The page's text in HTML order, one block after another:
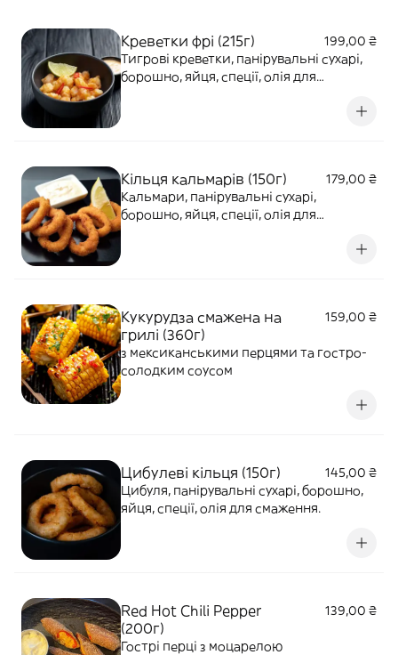
Креветки фрі (215г)
199,00 ₴
Тигрові креветки, панірувальні сухарі,
борошно, яйця, спеції, олія для
Кільця кальмарів (150г)
179,00 ₴
Кальмари, панірувальні сухарі,
борошно, яйця, спеції, олія для
Кукурудза смажена на
грилі (360г)
159,00 ₴
з мексиканськими перцями та гостро-
солодким соусом
Цибулеві кільця (150г)
145,00 ₴
Цибуля, панірувальні сухарі, борошно,
яйця, спеції, олія для смаження.
Red Hot Chili Pepper
(200г)
139,00 ₴
Гострі перці з моцарелою